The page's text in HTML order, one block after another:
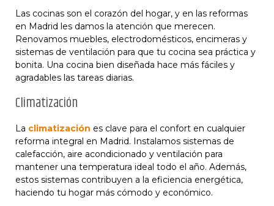
Las cocinas son el corazón del hogar, y en las reformas
en Madrid les damos la atención que merecen.
Renovamos muebles, electrodomésticos, encimeras y
sistemas de ventilación para que tu cocina sea práctica y
bonita. Una cocina bien diseñada hace más fáciles y
agradables las tareas diarias.
Climatización
La climatización es clave para el confort en cualquier
reforma integral en Madrid. Instalamos sistemas de
calefacción, aire acondicionado y ventilación para
mantener una temperatura ideal todo el año. Además,
estos sistemas contribuyen a la eficiencia energética,
haciendo tu hogar más cómodo y económico.